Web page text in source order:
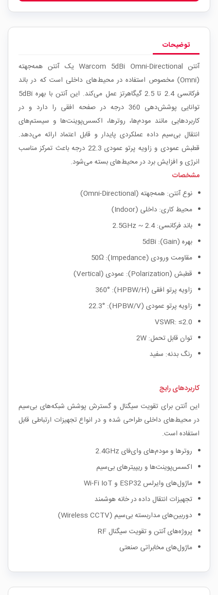
توضیحات
آنتن Warcom 5dBi Omni-Directional یک آنتن همه‌جهته
(Omni) مخصوص استفاده در محیط‌های داخلی است که در باند
فرکانسی 2.4 تا 2.5 گیگاهرتز عمل می‌کند. این آنتن با بهره 5dBi
توانایی پوشش‌دهی 360 درجه در صفحه افقی را دارد و در
کاربردهایی مانند مودم‌ها، روترها، اکسس‌پوینت‌ها و سیستم‌های
انتقال بی‌سیم داده عملکردی پایدار و قابل اعتماد ارائه می‌دهد.
قطبش عمودی و زاویه پرتو عمودی 22.3 درجه باعث تمرکز مناسب
انرژی و افزایش برد در محیط‌های بسته می‌شود.
مشخصات
نوع آنتن: همه‌جهته (Omni-Directional)
محیط کاری: داخلی (Indoor)
باند فرکانسی: 2.4 ~ 2.5GHz
بهره (Gain): 5dBi
مقاومت ورودی (Impedance): 50Ω
قطبش (Polarization): عمودی (Vertical)
زاویه پرتو افقی (HPBW/H): 360°
زاویه پرتو عمودی (HPBW/V): 22.3°
VSWR: ≤2.0
توان قابل تحمل: 2W
رنگ بدنه: سفید
کاربردهای رایج
این آنتن برای تقویت سیگنال و گسترش پوشش شبکه‌های بی‌سیم
در محیط‌های داخلی طراحی شده و در انواع تجهیزات ارتباطی قابل
استفاده است.
روترها و مودم‌های وای‌فای 2.4GHz
اکسس‌پوینت‌ها و ریپیترهای بی‌سیم
ماژول‌های وایرلس ESP32 و Wi-Fi IoT
تجهیزات انتقال داده در خانه هوشمند
دوربین‌های مداربسته بی‌سیم (Wireless CCTV)
پروژه‌های آنتن و تقویت سیگنال RF
ماژول‌های مخابراتی صنعتی